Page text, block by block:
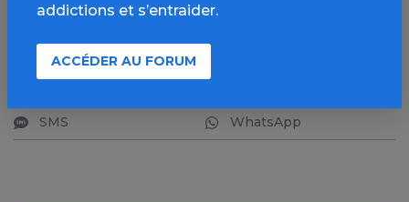
PARTAGER
Facebook
SMS WhatsApp
addictions et s’entraider.
ACCÉDER AU FORUM